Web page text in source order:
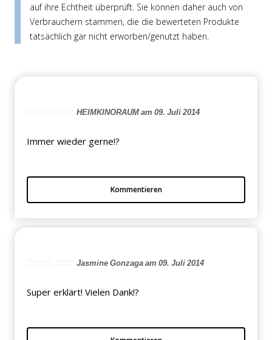
auf ihre Echtheit überprüft. Sie können daher auch von
Verbrauchern stammen, die die bewerteten Produkte
tatsächlich gar nicht erworben/genutzt haben.
HEIMKINORAUM am 09. Juli 2014
Immer wieder gerne!?
Kommentieren
Jasmine Gonzaga am 09. Juli 2014
Super erklärt! Vielen Dank!?